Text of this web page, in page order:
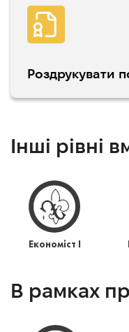
Роздрукувати
Інші рівні
Економіст І
В рамках